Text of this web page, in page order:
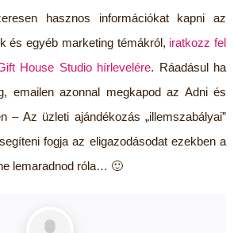
hasznos információkat kapni az
és egyéb marketing témákról, iratkozz fel
House Studio hírlevelére. Ráadásul ha
emailen azonnal megkapod az Adni és
– Az üzleti ajándékozás „illemszabályai”
fogja az eligazodásodat ezekben a
lemaradnod róla… 🙂